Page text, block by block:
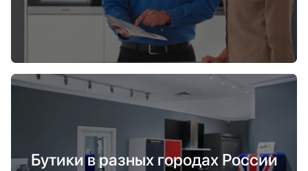
Бутики в разных городах России